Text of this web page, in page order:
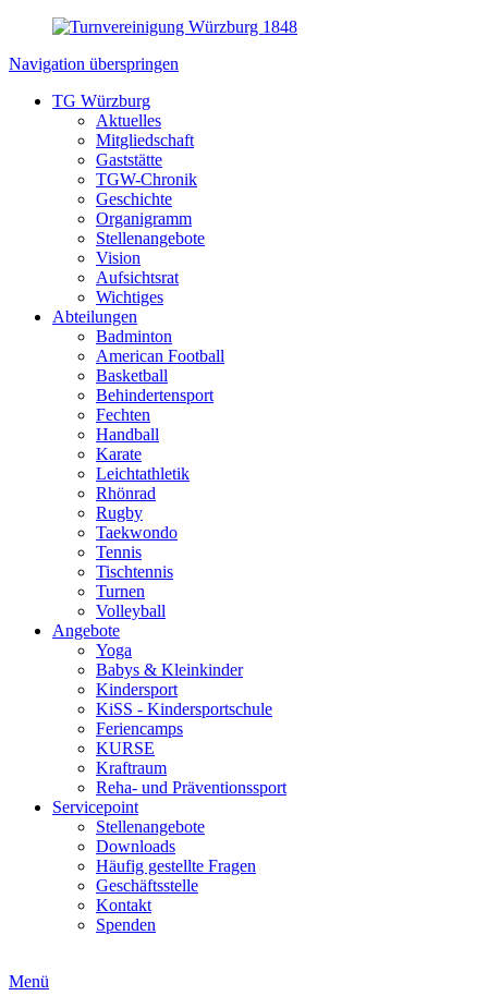
Navigation überspringen
TG Würzburg
Aktuelles
Mitgliedschaft
Gaststätte
TGW-Chronik
Geschichte
Organigramm
Stellenangebote
Vision
Aufsichtsrat
Wichtiges
Abteilungen
Badminton
American Football
Basketball
Behindertensport
Fechten
Handball
Karate
Leichtathletik
Rhönrad
Rugby
Taekwondo
Tennis
Tischtennis
Turnen
Volleyball
Angebote
Yoga
Babys & Kleinkinder
Kindersport
KiSS - Kindersportschule
Feriencamps
KURSE
Kraftraum
Reha- und Präventionssport
Servicepoint
Stellenangebote
Downloads
Häufig gestellte Fragen
Geschäftsstelle
Kontakt
Spenden
Menü